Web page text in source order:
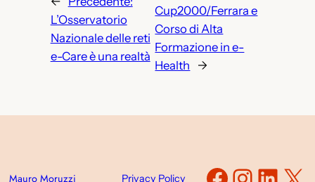
L’Osservatorio
Nazionale delle reti
e-Care è una realtà
Cup2000/Ferrara e
Corso di Alta
Formazione in e-
Health
→
Mauro Moruzzi Privacy Policy